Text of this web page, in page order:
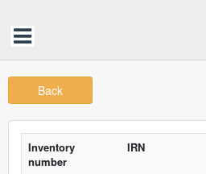
Back
Inventory
number
IRN